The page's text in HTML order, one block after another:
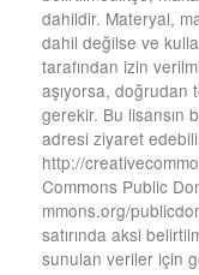
dahildir. Materyal,
dahil değilse ve
tarafından izin
aşıyorsa, doğrudan
gerekir. Bu lisansın
adresi ziyaret
http://
Commons Public
mmons.org/
satırında aksi
sunulan veriler için